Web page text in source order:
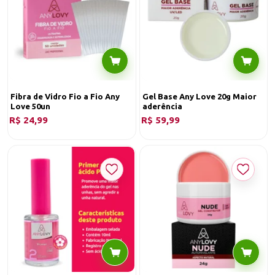
Regulador de pH Any love
é um desidratador de unhas de alta
performance, ideal para uso profissional e pessoal. Sua fórmula
avançada remove rapidamente a umidade e a oleosidade das unhas,
criando uma base perfeita para a aplicação de alongamentos e
Fibra de Vidro Fio a Fio Any
Love 50un
R$ 24,99
Gel Base Any Love 20g Maior
aderência
R$ 59,99